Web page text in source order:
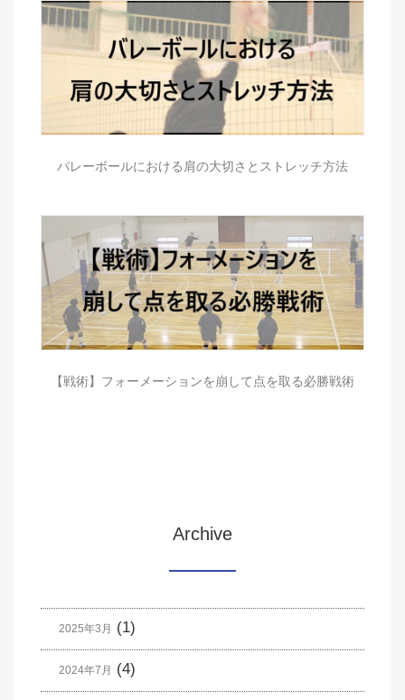
バレーボールにおける肩の大切さとストレッチ方法
【戦術】フォーメーションを崩して点を取る必勝戦術
Archive
2025年3月 (1)
2024年7月 (4)